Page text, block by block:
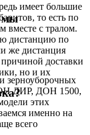
имеет большие
то есть по
вместе с тралом.
дистанцию по
же дистанция
доставки
но и их
мы
зерноуборочных
ДИР, ДОН 1500,
этих
именно на
всего